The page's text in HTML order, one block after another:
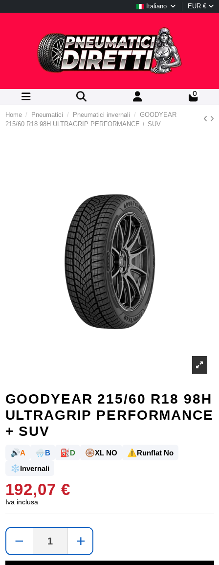
Italiano EUR €
0
Home Pneumatici Pneumatici invernali
GOODYEAR
215/60 R18 98H ULTRAGRIP PERFORMANCE + SUV
GOODYEAR 215/60 R18 98H
ULTRAGRIP PERFORMANCE
+ SUV
🔊A 🌧️B ⛽D 🛞XL NO ⚠️Runflat No
❄️Invernali
192,07 €
Iva inclusa
− +